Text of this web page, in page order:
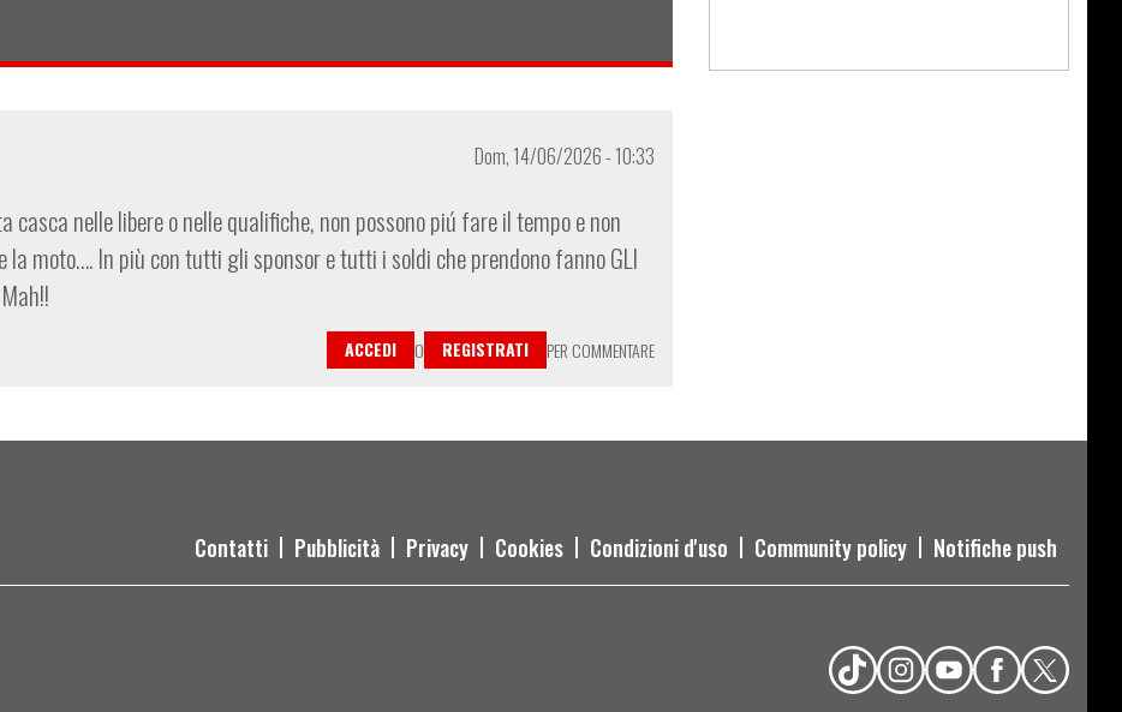
Dom, 14/06/2026 - 10:33
nelle libere o nelle qualifiche, non possono piú fare il tempo e non
moto…. In più con tutti gli sponsor e tutti i soldi che prendono fanno GLI
ACCEDI O REGISTRATI PER COMMENTARE
Contatti Pubblicità Privacy Cookies Condizioni d'uso Community policy Notifiche push